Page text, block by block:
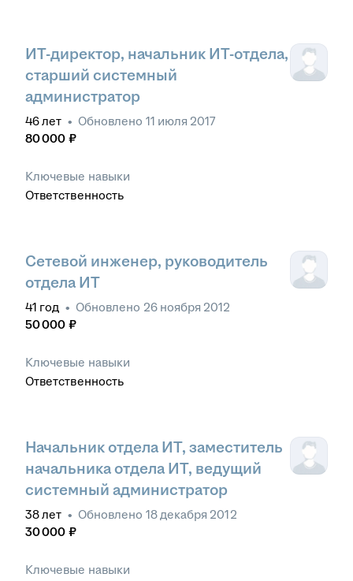
ИТ-директор, начальник ИТ-отдела,
старший системный
администратор
46лет • Обновлено 11 июля 2017
80 000 ₽
Ключевые навыки
Ответственность
Сетевой инженер, руководитель
отдела ИТ
41 год • Обновлено 26 ноября 2012
50 000 ₽
Ключевые навыки
Ответственность
Начальник отдела ИТ, заместитель
начальника отдела ИТ, ведущий
системный администратор
38лет • Обновлено 18 декабря 2012
30 000 ₽
Ключевые навыки